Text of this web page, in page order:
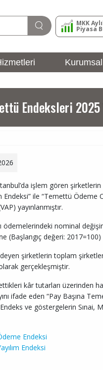
MKK
Piyasa
Endeksleri
işlem gören
Endeksi” ile “Temettü Ödeme
yayınlanmıştır.
ödemelerindeki nominal
(Başlangıç değeri: 2017=100)
şirketlerin toplam
gerçekleşmiştir.
kâr tutarları üzerinden
ifade eden “Pay Başına
Endeks ve göstergelerin
Endeksi
Endeksi